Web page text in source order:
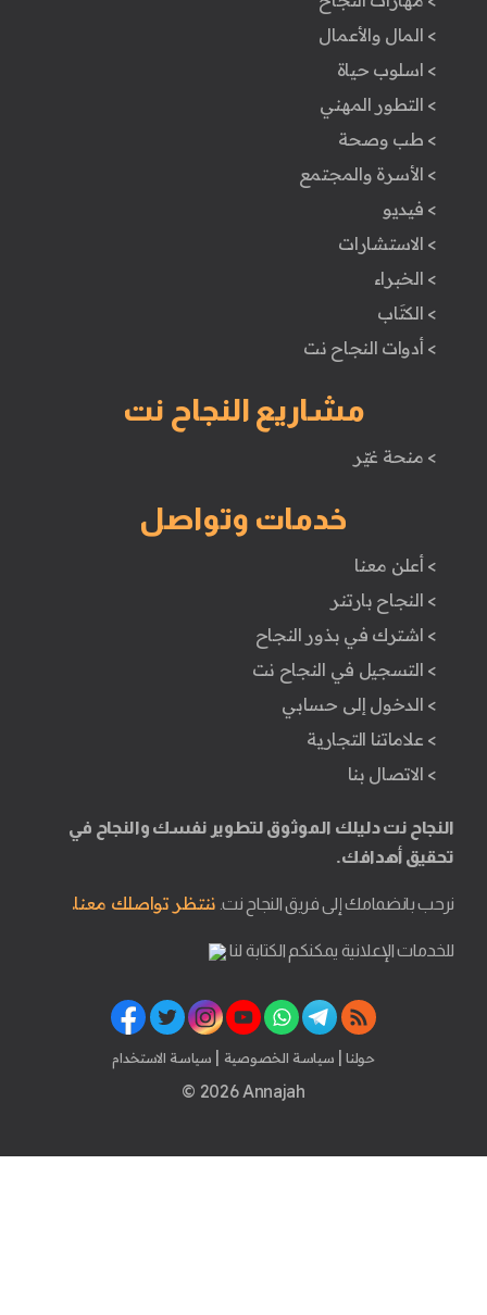
> المال والأعمال
> اسلوب حياة
> التطور المهني
> طب وصحة
> الأسرة والمجتمع
> فيديو
> الاستشارات
> الخبراء
> الكتَاب
> أدوات النجاح نت
مشاريع النجاح نت
> منحة غيّر
خدمات وتواصل
> أعلن معنا
> النجاح بارتنر
> اشترك في بذور النجاح
> التسجيل في النجاح نت
> الدخول إلى حسابي
> علاماتنا التجارية
> الاتصال بنا
النجاح نت دليلك الموثوق لتطوير نفسك والنجاح في
تحقيق أهدافك.
نرحب بانضمامك إلى فريق النجاح نت. ننتظر تواصلك معنا.
للخدمات الإعلانية يمكنكم الكتابة لنا
حولنا | سياسة الخصوصية | سياسة الاستخدام
© 2026 Annajah